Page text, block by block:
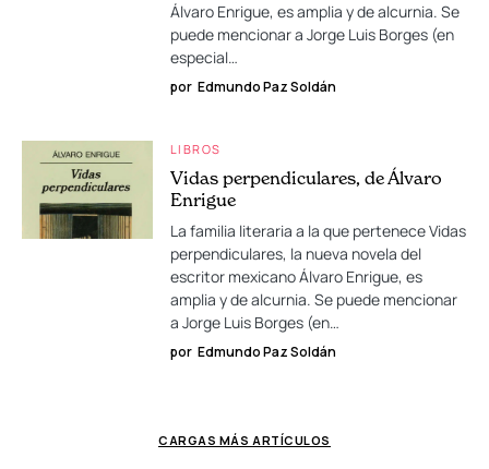
Álvaro Enrigue, es amplia y de alcurnia. Se
puede mencionar a Jorge Luis Borges (en
especial…
por Edmundo Paz Soldán
LIBROS
Vidas perpendiculares, de Álvaro
Enrigue
La familia literaria a la que pertenece Vidas
perpendiculares, la nueva novela del
escritor mexicano Álvaro Enrigue, es
amplia y de alcurnia. Se puede mencionar
a Jorge Luis Borges (en…
por Edmundo Paz Soldán
CARGAS MÁS ARTÍCULOS